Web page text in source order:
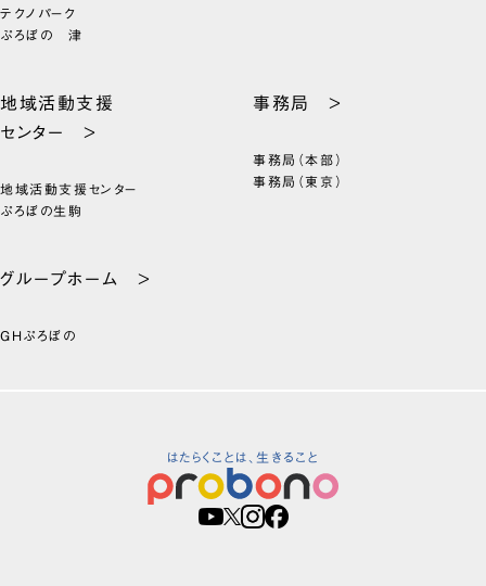
テクノパーク
ぷろぼの 津
地域活動支援
センター >
地域活動支援センター
ぷろぼの生駒
事務局 >
事務局（本部）
事務局（東京）
グループホーム >
GHぷろぼの
はたらくことは、生きること